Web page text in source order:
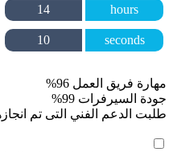
14 hours
11 seconds
مهارة فريق العمل 96%
جودة السيرفرات 99%
طلبت الدعم الفني التى تم